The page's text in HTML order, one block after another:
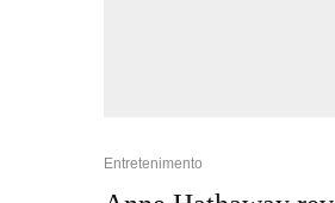
Entretenimento